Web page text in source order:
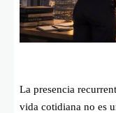
La presencia
vida cotidiana no es